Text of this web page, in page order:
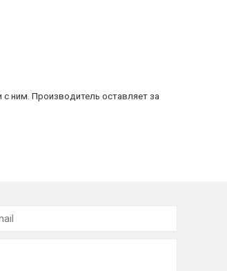
ним. Производитель оставляет за